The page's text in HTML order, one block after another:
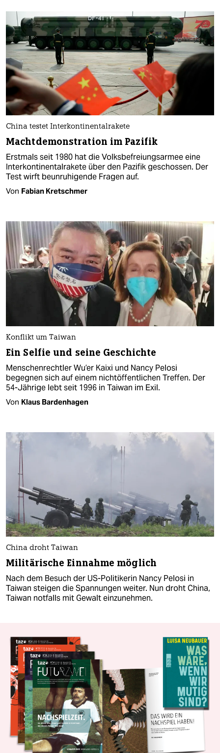
China testet Interkontinentalrakete
Machtdemonstration im Pazifik
Erstmals seit 1980 hat die Volksbefreiungsarmee eine
Interkontinentalrakete über den Pazifik geschossen. Der
Test wirft beunruhigende Fragen auf.
Von Fabian Kretschmer
Konflikt um Taiwan
Ein Selfie und seine Geschichte
Menschenrechtler Wu’er Kaixi und Nancy Pelosi
begegnen sich auf einem nichtöffentlichen Treffen. Der
54-Jährige lebt seit 1996 in Taiwan im Exil.
Von Klaus Bardenhagen
China droht Taiwan
Militärische Einnahme möglich
Nach dem Besuch der US-Politikerin Nancy Pelosi in
Taiwan steigen die Spannungen weiter. Nun droht China,
Taiwan notfalls mit Gewalt einzunehmen.